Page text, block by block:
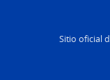
Sitio oficial